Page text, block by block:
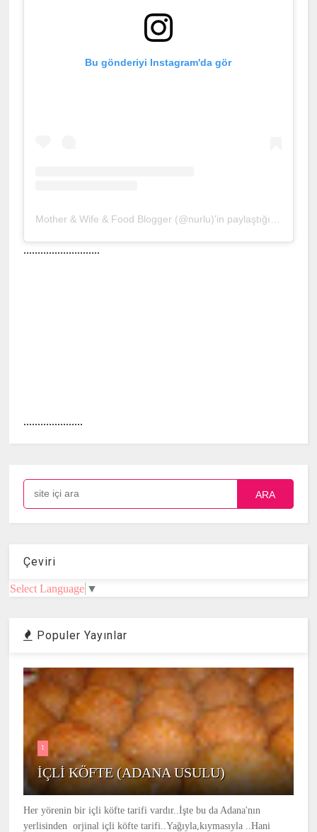
Bu gönderiyi Instagram'da gör
Mother & Wife & Food Blogger (@nurlu)'in paylaştığı bir gönderi
...........................
.....................
ARA
Çeviri
Select Language ▼
Populer Yayınlar
1
İÇLİ KÖFTE (ADANA USULU)
Her yörenin bir içli köfte tarifi vardır..İşte bu da Adana'nın
yerlisinden orjinal içli köfte tarifi..Yağıyla,kıymasıyla ..Hani